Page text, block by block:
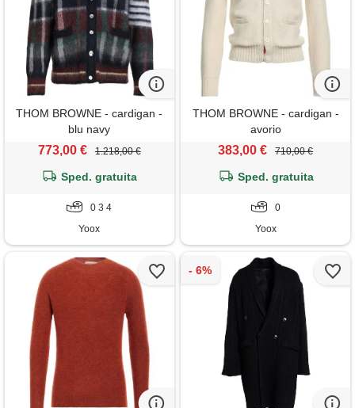
THOM BROWNE - cardigan -
blu navy
773,00 € 1.218,00 €
Sped. gratuita
0 3 4
Yoox
THOM BROWNE - cardigan -
avorio
383,00 € 710,00 €
Sped. gratuita
0
Yoox